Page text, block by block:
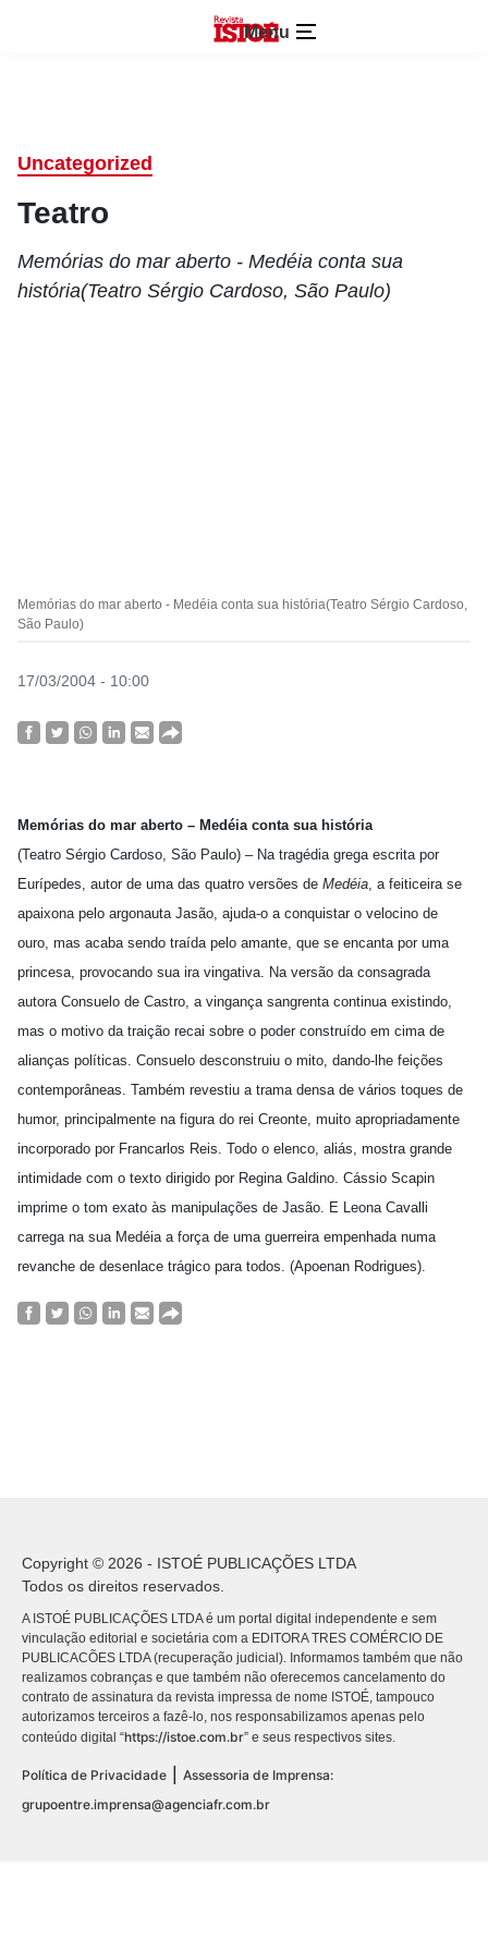
Menu
Uncategorized
Teatro
Memórias do mar aberto - Medéia conta sua
história(Teatro Sérgio Cardoso, São Paulo)
Memórias do mar aberto - Medéia conta sua história(Teatro Sérgio Cardoso,
São Paulo)
17/03/2004 - 10:00
Memórias do mar aberto – Medéia conta sua história
(Teatro Sérgio Cardoso, São Paulo) – Na tragédia grega escrita por
Eurípedes, autor de uma das quatro versões de Medéia, a feiticeira se
apaixona pelo argonauta Jasão, ajuda-o a conquistar o velocino de
ouro, mas acaba sendo traída pelo amante, que se encanta por uma
princesa, provocando sua ira vingativa. Na versão da consagrada
autora Consuelo de Castro, a vingança sangrenta continua existindo,
mas o motivo da traição recai sobre o poder construído em cima de
alianças políticas. Consuelo desconstruiu o mito, dando-lhe feições
contemporâneas. Também revestiu a trama densa de vários toques de
humor, principalmente na figura do rei Creonte, muito apropriadamente
incorporado por Francarlos Reis. Todo o elenco, aliás, mostra grande
intimidade com o texto dirigido por Regina Galdino. Cássio Scapin
imprime o tom exato às manipulações de Jasão. E Leona Cavalli
carrega na sua Medéia a força de uma guerreira empenhada numa
revanche de desenlace trágico para todos. (Apoenan Rodrigues).
Copyright © 2026 - ISTOÉ PUBLICAÇÕES LTDA
Todos os direitos reservados.
A ISTOÉ PUBLICAÇÕES LTDA é um portal digital independente e sem
vinculação editorial e societária com a EDITORA TRES COMÉRCIO DE
PUBLICACÕES LTDA (recuperação judicial). Informamos também que não
realizamos cobranças e que também não oferecemos cancelamento do
contrato de assinatura da revista impressa de nome ISTOÉ, tampouco
autorizamos terceiros a fazê-lo, nos responsabilizamos apenas pelo
conteúdo digital “https://istoe.com.br” e seus respectivos sites.
Política de Privacidade
Assessoria de Imprensa:
grupoentre.imprensa@agenciafr.com.br